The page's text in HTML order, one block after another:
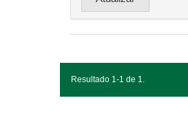
Resultado 1-1 de 1.